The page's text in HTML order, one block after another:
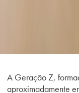
A Geração Z,
aproximadamente